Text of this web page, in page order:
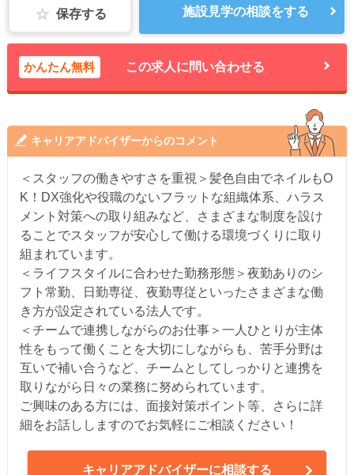
保存する 施設見学の相談をする
かんたん無料 この求人に問い合わせる
キャリアアドバイザーからのコメント
＜スタッフの働きやすさを重視＞髪色自由でネイルもO
K！DX強化や役職のないフラットな組織体系、ハラス
メント対策への取り組みなど、さまざまな制度を設け
ることでスタッフが安心して働ける環境づくりに取り
組まれています。
＜ライフスタイルに合わせた勤務形態＞夜勤ありのシ
フト常勤、日勤専従、夜勤専従といったさまざまな働
き方が設定されている法人です。
＜チームで連携しながらのお仕事＞一人ひとりが主体
性をもって働くことを大切にしながらも、苦手分野は
互いで補い合うなど、チームとしてしっかりと連携を
取りながら日々の業務に努められています。
ご興味のある方には、面接対策ポイント等、さらに詳
細をお話ししますのでお気軽にご相談ください！
キャリアアドバイザーに相談する